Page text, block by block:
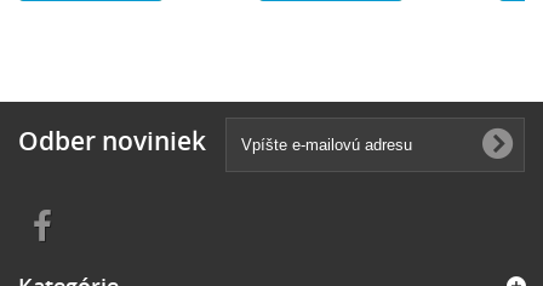
Odber noviniek